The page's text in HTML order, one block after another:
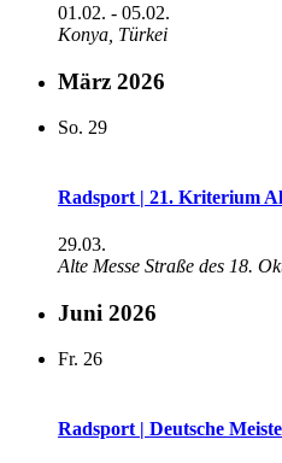
01.02. - 05.02.
Konya, Türkei
März 2026
So. 29
Radsport | 21. Kriterium
29.03.
Alte Messe Straße des 18.
Juni 2026
Fr. 26
Radsport | Deutsche